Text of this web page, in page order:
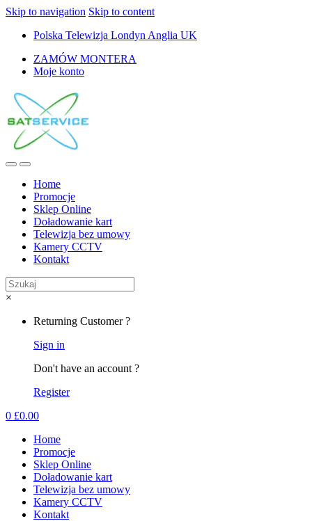
Skip to navigation Skip to content
Polska Telewizja Londyn Anglia UK
ZAMÓW MONTERA
Moje konto
Home
Promocje
Sklep Online
Doładowanie kart
Telewizja bez umowy
Kamery CCTV
Kontakt
×
Returning Customer ?
Sign in
Don't have an account ?
Register
0 £0.00
Home
Promocje
Sklep Online
Doładowanie kart
Telewizja bez umowy
Kamery CCTV
Kontakt